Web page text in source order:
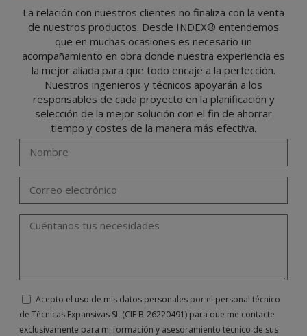
responsabilidad.
El usuario podrá ejercer en cualquier momento sus derechos para acceder, rectificar,
oponerse, cancelarlos, limitar su tratamiento o solicitar su portabilidad con arreglo a
lo previsto en el Reglamento General de Protección de Datos (RGPD) de 27 de abril
de 2016 enviando una carta a su responsable de tratamiento: Valentín Gómez,
Gerente, junto con la fotocopia de su DNI, a TÉCNICAS EXPANSIVAS SL | P.I. La
Portalada II | c/ Segador 13, 26006 | Logroño (La Rioja) o a través de la dirección de
correo electrónicoinfo@indexfix.com.
La relación con nuestros clientes no finaliza con la venta
de nuestros productos. Desde INDEX® entendemos
que en muchas ocasiones es necesario un
acompañamiento en obra donde nuestra experiencia es
la mejor aliada para que todo encaje a la perfección.
Nuestros ingenieros y técnicos apoyarán a los
responsables de cada proyecto en la planificación y
selección de la mejor solución con el fin de ahorrar
tiempo y costes de la manera más efectiva.
Acepto el uso de mis datos personales por el personal técnico
de Técnicas Expansivas SL (CIF B-26220491) para que me contacte
exclusivamente para mi formación y asesoramiento técnico de sus